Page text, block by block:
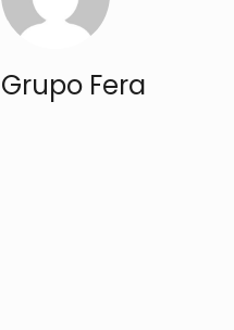
Grupo Fera